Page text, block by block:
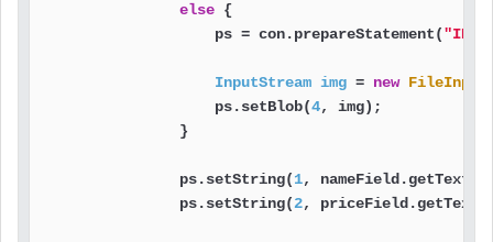
else {
                    ps = con.prepareStatement(
InputStream img = new
                    ps.setBlob(
4, img);
                }
                ps.setString(
1,
                ps.setString(
2,